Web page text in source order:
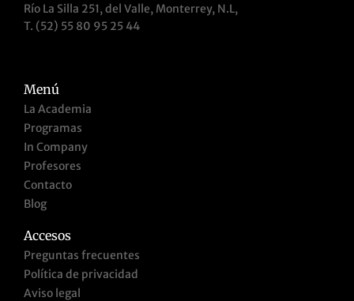
Río La Silla 251, del Valle, Monterrey, N.L,
T. (52) 55 80 95 25 44
Menú
La Academia
Programas
In Company
Profesores
Contacto
Blog
Accesos
Preguntas frecuentes
Política de privacidad
Aviso legal